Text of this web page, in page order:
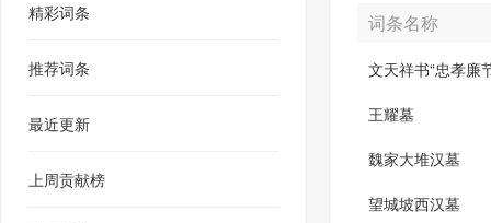
词条名称
文天祥书“忠孝廉
王耀墓
魏家大堆汉墓
望城坡西汉墓
精彩词条
推荐词条
最近更新
上周贡献榜